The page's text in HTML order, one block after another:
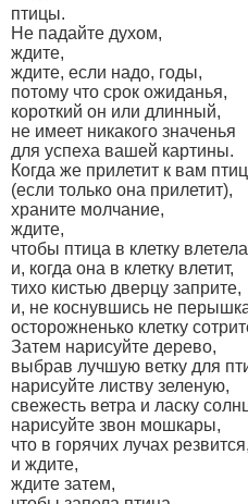
птицы.
Не падайте духом,
ждите,
ждите, если надо, годы,
потому что срок ожиданья,
короткий он или длинный,
не имеет никакого значенья
для успеха вашей картины.
Когда же прилетит к вам
(если только она прилетит),
храните молчание,
ждите,
чтобы птица в клетку
и, когда она в клетку влетит,
тихо кистью дверцу заприте,
и, не коснувшись не
осторожненько клетку
Затем нарисуйте дерево,
выбрав лучшую ветку для
нарисуйте листву зеленую,
свежесть ветра и ласку
нарисуйте звон мошкары,
что в горячих лучах резвится,
и ждите,
ждите затем,